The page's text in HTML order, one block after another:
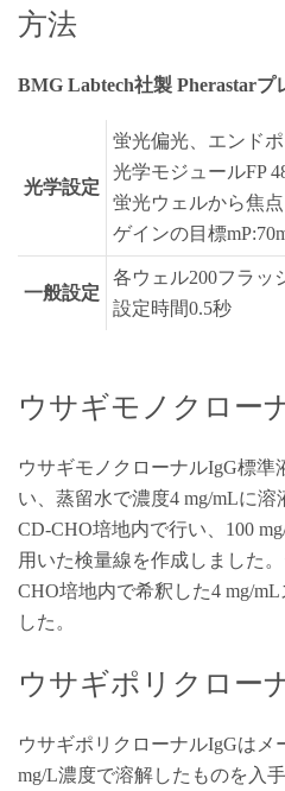
方法
BMG Labtech社製 Pherastarプ
光学設定
蛍光偏光、エンドポ
光学モジュールFP
蛍光ウェルから焦
ゲインの目標
一般設定
各ウェル200フラッ
設定時間0.5秒
ウサギモノクロー
ウサギモノクローナルIgG標準
い、蒸留水で濃度4 mg/mLに
CD-CHO培地内で行い、100
用いた検量線を作成しました
CHO培地内で希釈した4 mg/
した。
ウサギポリクロー
ウサギポリクローナルIgGはメ
mg/L濃度で溶解したものを入